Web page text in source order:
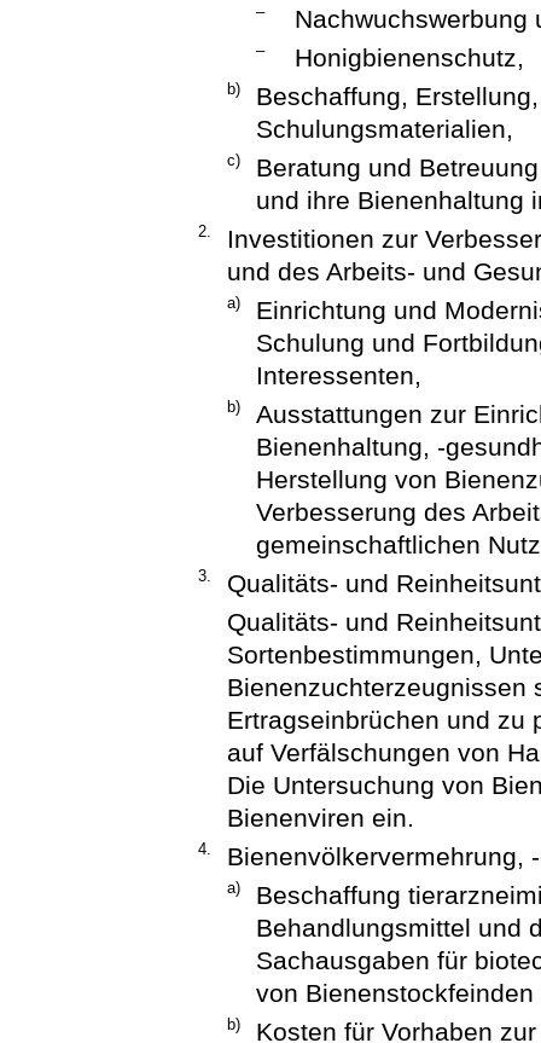
– Nachwuchswerbung
– Honigbienenschutz,
b)
Beschaffung,
Schulungsmaterialien,
c)
Beratung und
und ihre Bienenhaltung
2.
Investitionen zur
und des Arbeits- und
a)
Einrichtung und
Schulung und
Interessenten,
b)
Ausstattungen zur
Bienenhaltung, -
Herstellung von
Verbesserung des
gemeinschaftlichen
3.
Qualitäts- und
Qualitäts- und
Sortenbestimmungen,
Bienenzuchterzeugnissen
Ertragseinbrüchen und zu
auf Verfälschungen von
Die Untersuchung von
Bienenviren ein.
4. Bienenvölkervermehrung,
a)
Beschaffung
Behandlungsmittel und
Sachausgaben für
von
b) Kosten für Vorhaben